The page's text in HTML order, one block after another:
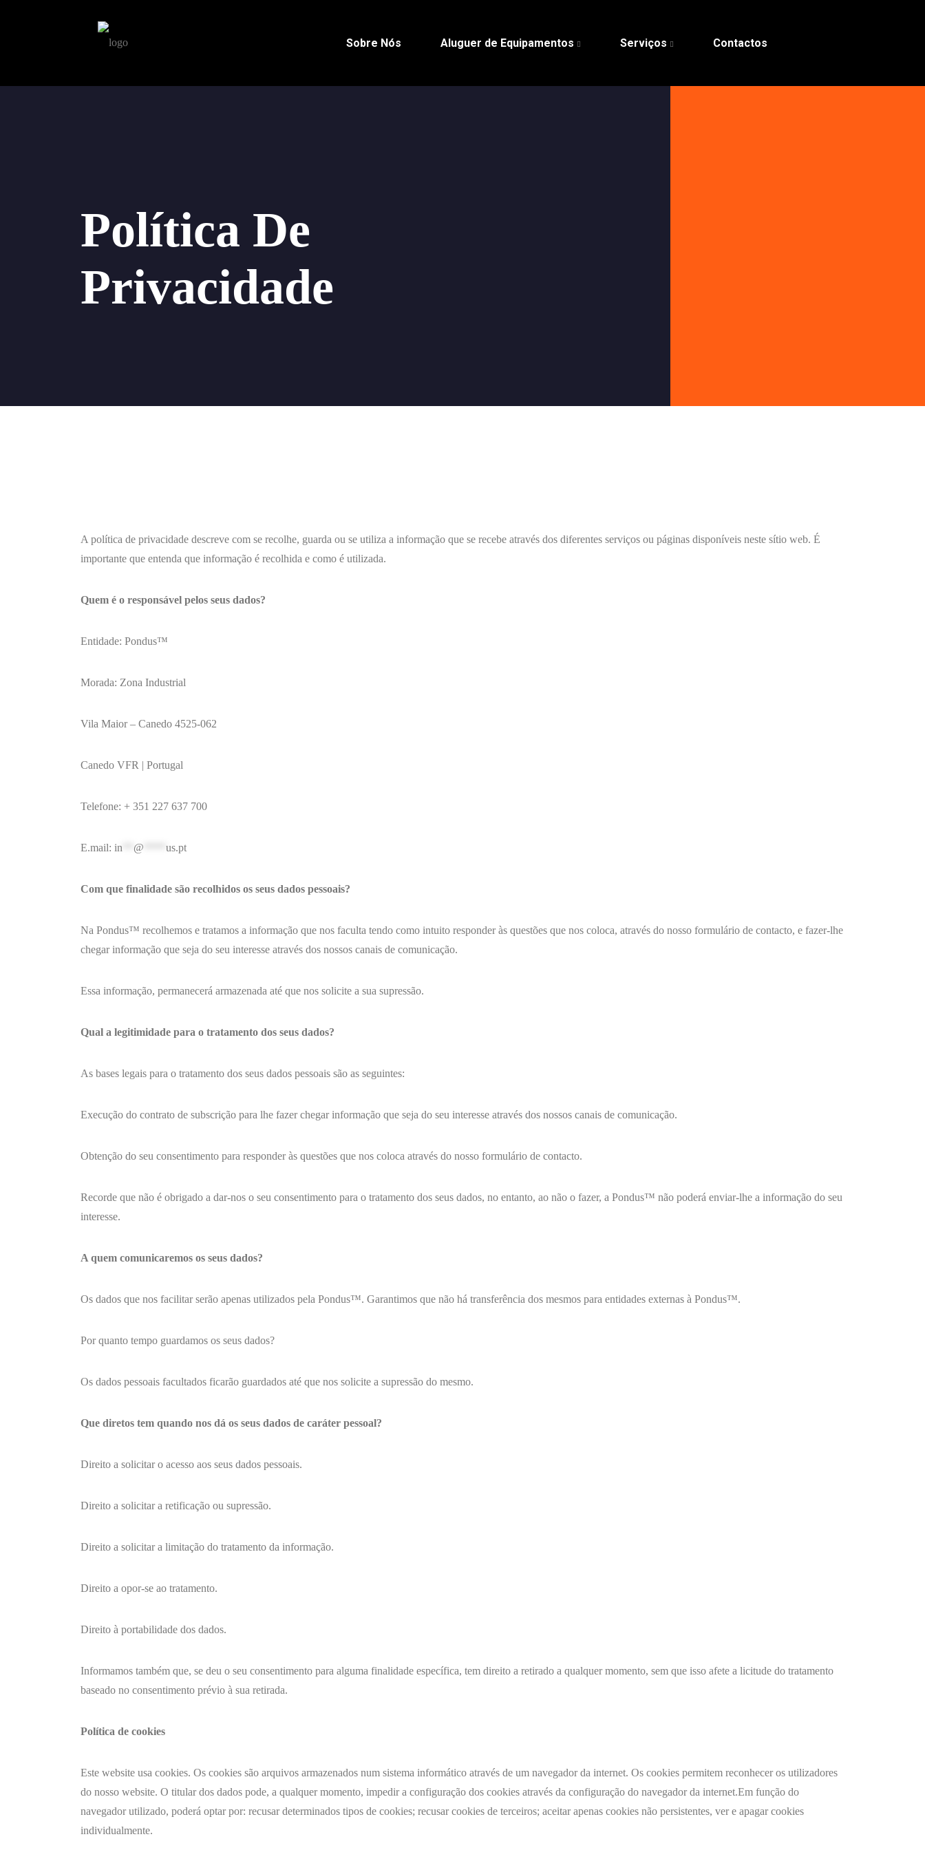
Sobre Nós Aluguer de Equipamentos Serviços Contactos
Política De
Privacidade
A política de privacidade descreve com se recolhe, guarda ou se utiliza a informação que se recebe através dos diferentes serviços ou páginas disponíveis neste sítio web. É
importante que entenda que informação é recolhida e como é utilizada.
Quem é o responsável pelos seus dados?
Entidade: Pondus™
Morada: Zona Industrial
Vila Maior – Canedo 4525-062
Canedo VFR | Portugal
Telefone: + 351 227 637 700
E.mail: in @ us.pt
Com que finalidade são recolhidos os seus dados pessoais?
Na Pondus™ recolhemos e tratamos a informação que nos faculta tendo como intuito responder às questões que nos coloca, através do nosso formulário de contacto, e fazer-lhe
chegar informação que seja do seu interesse através dos nossos canais de comunicação.
Essa informação, permanecerá armazenada até que nos solicite a sua supressão.
Qual a legitimidade para o tratamento dos seus dados?
As bases legais para o tratamento dos seus dados pessoais são as seguintes:
Execução do contrato de subscrição para lhe fazer chegar informação que seja do seu interesse através dos nossos canais de comunicação.
Obtenção do seu consentimento para responder às questões que nos coloca através do nosso formulário de contacto.
Recorde que não é obrigado a dar-nos o seu consentimento para o tratamento dos seus dados, no entanto, ao não o fazer, a Pondus™ não poderá enviar-lhe a informação do seu
interesse.
A quem comunicaremos os seus dados?
Os dados que nos facilitar serão apenas utilizados pela Pondus™. Garantimos que não há transferência dos mesmos para entidades externas à Pondus™.
Por quanto tempo guardamos os seus dados?
Os dados pessoais facultados ficarão guardados até que nos solicite a supressão do mesmo.
Que diretos tem quando nos dá os seus dados de caráter pessoal?
Direito a solicitar o acesso aos seus dados pessoais.
Direito a solicitar a retificação ou supressão.
Direito a solicitar a limitação do tratamento da informação.
Direito a opor-se ao tratamento.
Direito à portabilidade dos dados.
Informamos também que, se deu o seu consentimento para alguma finalidade específica, tem direito a retirado a qualquer momento, sem que isso afete a licitude do tratamento
baseado no consentimento prévio à sua retirada.
Política de cookies
Este website usa cookies. Os cookies são arquivos armazenados num sistema informático através de um navegador da internet. Os cookies permitem reconhecer os utilizadores
do nosso website. O titular dos dados pode, a qualquer momento, impedir a configuração dos cookies através da configuração do navegador da internet.Em função do
navegador utilizado, poderá optar por: recusar determinados tipos de cookies; recusar cookies de terceiros; aceitar apenas cookies não persistentes, ver e apagar cookies
individualmente.